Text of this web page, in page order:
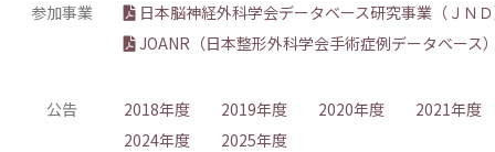
参加事業
日本脳神経外科学会データベース研究事業（ＪＮ
JOANR（日本整形外科学会手術症例データベース
公告 2018年度 2019年度 2020年度
2021年度
2024年度
2025年度